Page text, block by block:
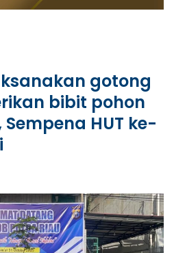
gotong
bibit pohon
HUT ke-